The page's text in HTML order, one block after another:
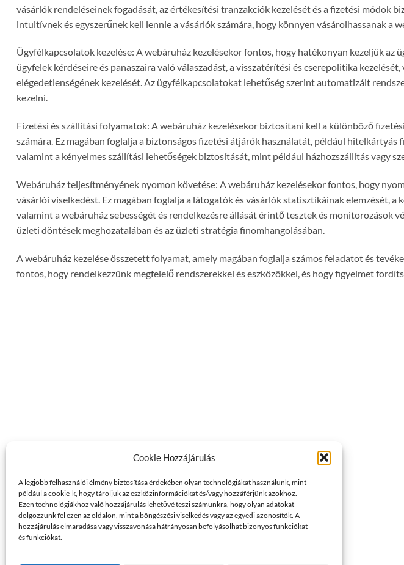
Cookie Hozzájárulás
A legjobb felhasználói élmény biztosítása érdekében olyan technológiákat használunk, mint
például a cookie-k, hogy tároljuk az eszközinformációkat és/vagy hozzáférjünk azokhoz.
Ezen technológiákhoz való hozzájárulás lehetővé teszi számunkra, hogy olyan adatokat
dolgozzunk fel ezen az oldalon, mint a böngészési viselkedés vagy az egyedi azonosítók. A
hozzájárulás elmaradása vagy visszavonása hátrányosan befolyásolhat bizonyos funkciókat
és funkciókat.
vásárlók rendeléseinek fogadását, az értékesítési tranzakciók kezelését és a fizetési módok
intuitívnek és egyszerűnek kell lennie a vásárlók számára, hogy könnyen vásárolhassanak a
Ügyfélkapcsolatok kezelése: A webáruház kezelésekor fontos, hogy hatékonyan kezeljük az
ügyfelek kérdéseire és panaszaira való válaszadást, a visszatérítési és cserepolitika
elégedetlenségének kezelését. Az ügyfélkapcsolatokat lehetőség szerint automatizált
kezelni.
Fizetési és szállítási folyamatok: A webáruház kezelésekor biztosítani kell a különböző
számára. Ez magában foglalja a biztonságos fizetési átjárók használatát, például hitelkártyás
valamint a kényelmes szállítási lehetőségek biztosítását, mint például házhozszállítás vagy
Webáruház teljesítményének nyomon követése: A webáruház kezelésekor fontos, hogy
vásárlói viselkedést. Ez magában foglalja a látogatók és vásárlók statisztikáinak elemzését,
valamint a webáruház sebességét és rendelkezésre állását érintő tesztek és monitorozások
üzleti döntések meghozatalában és az üzleti stratégia finomhangolásában.
A webáruház kezelése összetett folyamat, amely magában foglalja számos feladatot és
fontos, hogy rendelkezzünk megfelelő rendszerekkel és eszközökkel, és hogy figyelmet